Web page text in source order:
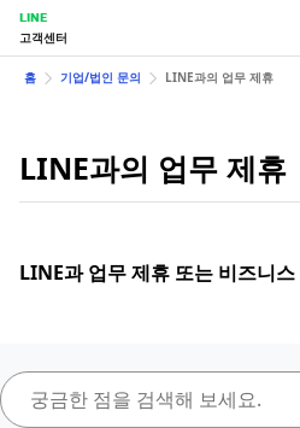
LINE
고객센터
홈 기업/법인 문의 LINE과의 업무 제휴
LINE과의 업무 제휴
LINE과 업무 제휴 또는 비즈니